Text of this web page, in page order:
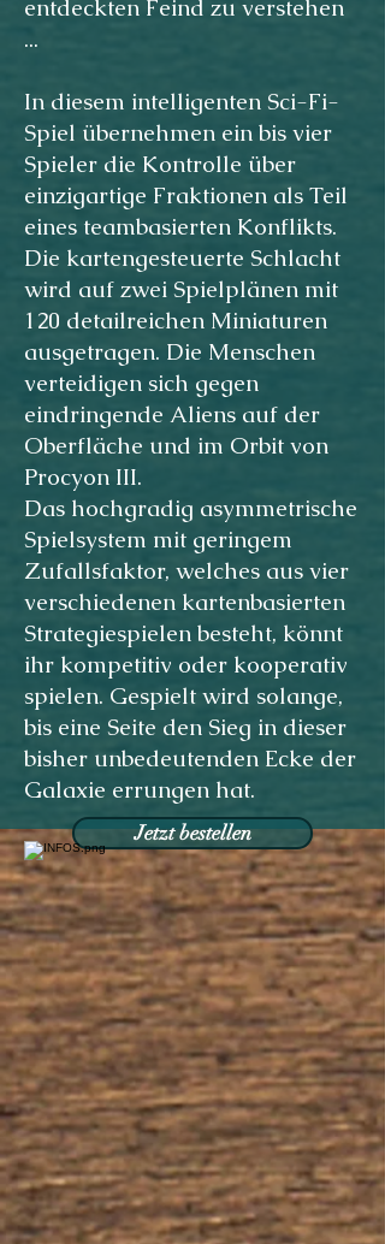
entdeckten Feind zu verstehen
...
In diesem intelligenten Sci-Fi-
Spiel übernehmen ein bis vier
Spieler die Kontrolle über
einzigartige Fraktionen als Teil
eines teambasierten Konflikts.
Die kartengesteuerte Schlacht
wird auf zwei Spielplänen mit
120 detailreichen Miniaturen
ausgetragen. Die Menschen
verteidigen sich gegen
eindringende Aliens auf der
Oberfläche und im Orbit von
Procyon III.
Das hochgradig asymmetrische
Spielsystem mit geringem
Zufallsfaktor, welches aus vier
verschiedenen kartenbasierten
Strategiespielen besteht, könnt
ihr kompetitiv oder kooperativ
spielen. Gespielt wird solange,
bis eine Seite den Sieg in dieser
bisher unbedeutenden Ecke der
Galaxie errungen hat.
Jetzt bestellen